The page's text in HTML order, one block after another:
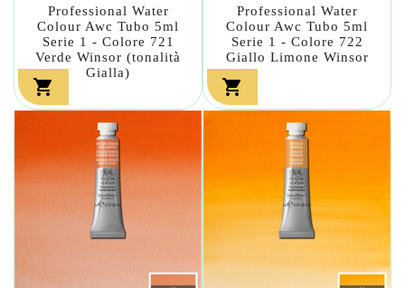
Professional Water
Colour Awc Tubo 5ml
Serie 1 - Colore 721
Verde Winsor (tonalità
Gialla)

Professional Water
Colour Awc Tubo 5ml
Serie 1 - Colore 722
Giallo Limone Winsor
